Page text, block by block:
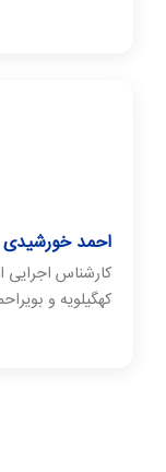
احمد خورشیدی
کارشناس
کهگیلویه و